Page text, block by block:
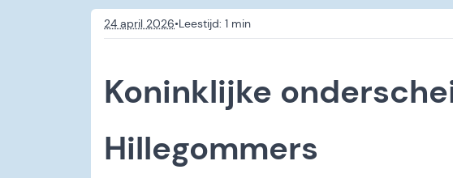
24 april 2026•
Koninklijke
Hillegommers